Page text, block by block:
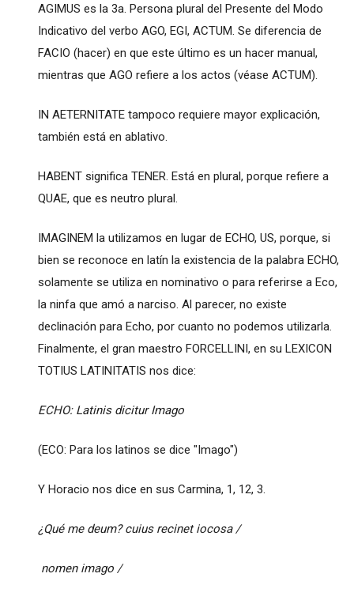
AGIMUS es la 3a. Persona plural del Presente del Modo
Indicativo del verbo AGO, EGI, ACTUM. Se diferencia de
FACIO (hacer) en que este último es un hacer manual,
mientras que AGO refiere a los actos (véase ACTUM).
IN AETERNITATE tampoco requiere mayor explicación,
también está en ablativo.
HABENT significa TENER. Está en plural, porque refiere a
QUAE, que es neutro plural.
IMAGINEM la utilizamos en lugar de ECHO, US, porque, si
bien se reconoce en latín la existencia de la palabra ECHO,
solamente se utiliza en nominativo o para referirse a Eco,
la ninfa que amó a narciso. Al parecer, no existe
declinación para Echo, por cuanto no podemos utilizarla.
Finalmente, el gran maestro FORCELLINI, en su LEXICON
TOTIUS LATINITATIS nos dice:
ECHO: Latinis dicitur Imago
(ECO: Para los latinos se dice "Imago")
Y Horacio nos dice en sus Carmina, 1, 12, 3.
¿Qué me deum? cuius recinet iocosa /
nomen imago /